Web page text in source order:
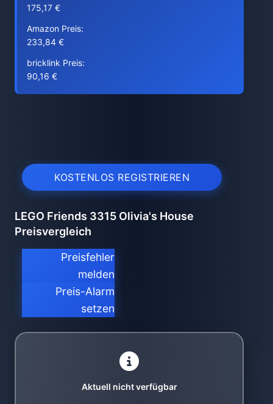
175,17 €
Amazon Preis:
233,84 €
bricklink Preis:
90,16 €
KOSTENLOS REGISTRIEREN
LEGO Friends 3315 Olivia's House
Preisvergleich
Preisfehler
melden
Preis-Alarm
setzen
Aktuell nicht verfügbar